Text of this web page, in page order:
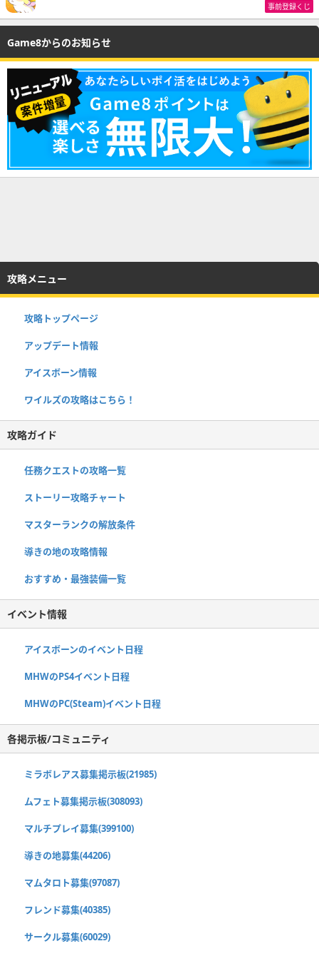
事前登録くじ
Game8からのお知らせ
攻略メニュー
攻略トップページ
アップデート情報
アイスボーン情報
ワイルズの攻略はこちら！
攻略ガイド
任務クエストの攻略一覧
ストーリー攻略チャート
マスターランクの解放条件
導きの地の攻略情報
おすすめ・最強装備一覧
イベント情報
アイスボーンのイベント日程
MHWのPS4イベント日程
MHWのPC(Steam)イベント日程
各掲示板/コミュニティ
ミラボレアス募集掲示板(21985)
ムフェト募集掲示板(308093)
マルチプレイ募集(399100)
導きの地募集(44206)
マムタロト募集(97087)
フレンド募集(40385)
サークル募集(60029)